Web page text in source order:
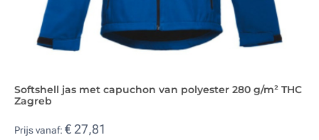
Softshell jas met capuchon van polyester 280 g/m² THC
Zagreb
Prijs vanaf: € 27,81